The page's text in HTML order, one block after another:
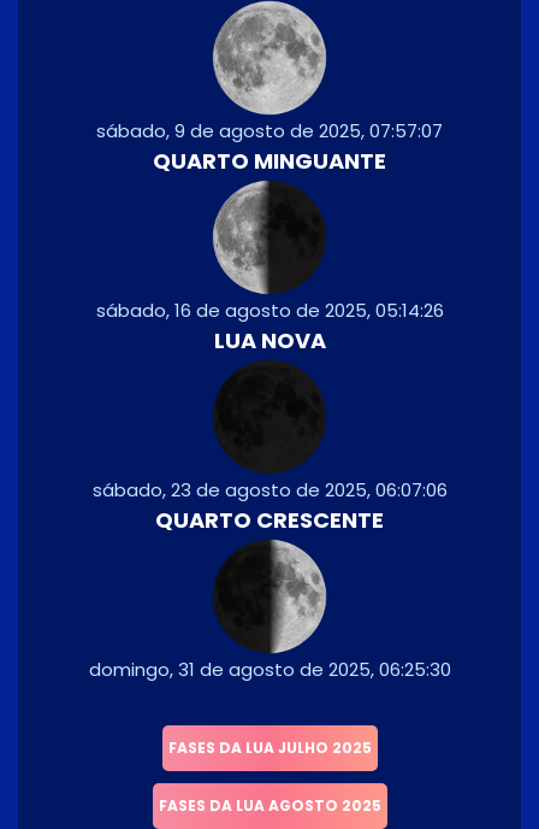
sábado, 9 de agosto de 2025, 07:57:07
QUARTO MINGUANTE
sábado, 16 de agosto de 2025, 05:14:26
LUA NOVA
sábado, 23 de agosto de 2025, 06:07:06
QUARTO CRESCENTE
domingo, 31 de agosto de 2025, 06:25:30
FASES DA LUA JULHO 2025
FASES DA LUA AGOSTO 2025